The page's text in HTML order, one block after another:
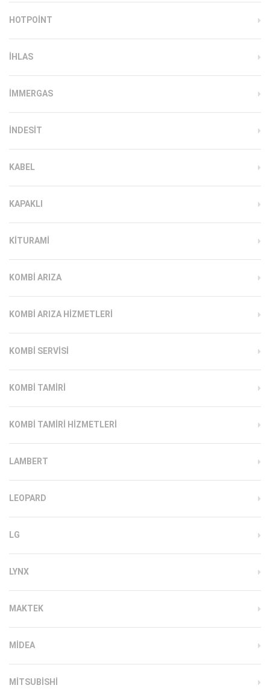
HOTPOINT
IHLAS
İMMERGAS
INDESIT
KABEL
KAPAKLI
KITURAMI
KOMBI ARIZA
KOMBI ARIZA HIZMETLERI
KOMBI SERVISI
KOMBI TAMIRI
KOMBI TAMIRI HIZMETLERI
LAMBERT
LEOPARD
LG
LYNX
MAKTEK
MIDEA
MITSUBISHI